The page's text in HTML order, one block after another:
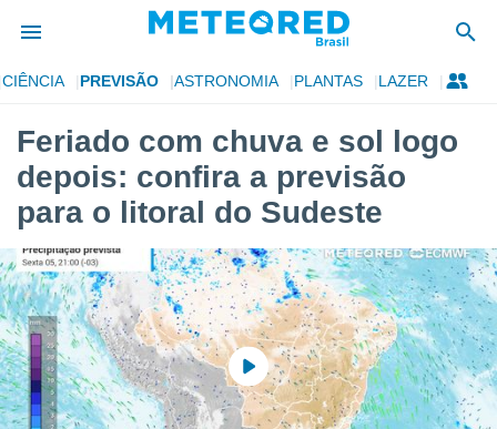
da
para
fornecidas
a este
das
e
CIÊNCIA PREVISÃO ASTRONOMIA PLANTAS LAZER
Feriado com chuva e sol logo
depois: confira a previsão
para o litoral do Sudeste